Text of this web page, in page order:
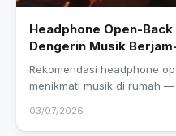
Headphone Open-
Dengerin Musik
Rekomendasi headphone
menikmati musik di rumah
03/07/2026